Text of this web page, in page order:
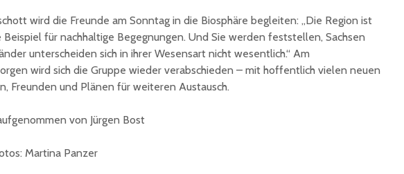
wird die Freunde am Sonntag in die Biosphäre begleiten: „Die Region ist
Beispiel für nachhaltige Begegnungen. Und Sie werden feststellen, Sachsen
unterscheiden sich in ihrer Wesensart nicht wesentlich.“ Am
wird sich die Gruppe wieder verabschieden – mit hoffentlich vielen neuen
Freunden und Plänen für weiteren Austausch.
von Jürgen Bost
Martina Panzer